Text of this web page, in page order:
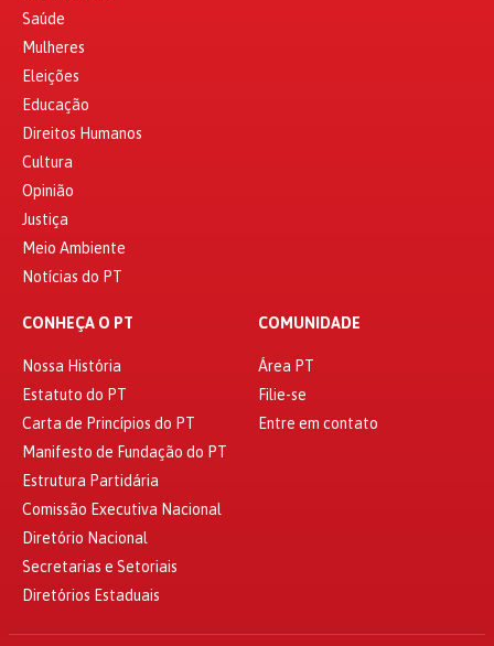
Saúde
Mulheres
Eleições
Educação
Direitos Humanos
Cultura
Opinião
Justiça
Meio Ambiente
Notícias do PT
CONHEÇA O PT
Nossa História
Estatuto do PT
Carta de Princípios do PT
Manifesto de Fundação do PT
Estrutura Partidária
Comissão Executiva Nacional
Diretório Nacional
Secretarias e Setoriais
Diretórios Estaduais
COMUNIDADE
Área PT
Filie-se
Entre em contato